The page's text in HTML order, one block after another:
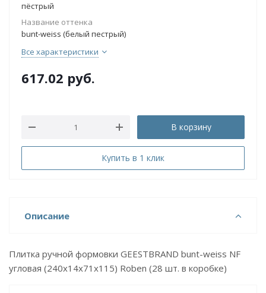
пёстрый
Название оттенка
bunt-weiss (белый пестрый)
Все характеристики
617.02 руб.
В корзину
Купить в 1 клик
Описание
Плитка ручной формовки GEESTBRAND bunt-weiss NF
угловая (240x14x71х115) Roben (28 шт. в коробке)